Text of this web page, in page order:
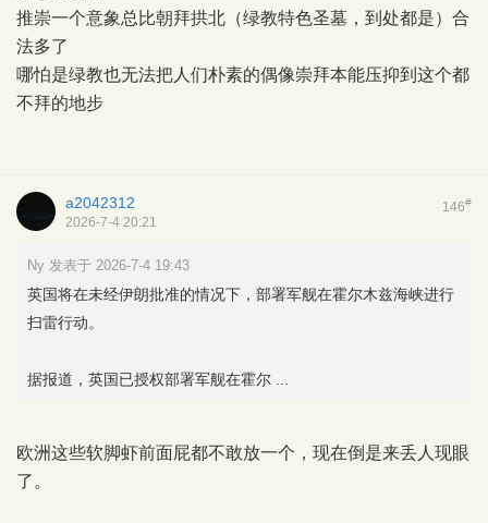
推崇一个意象总比朝拜拱北（绿教特色圣墓，到处都是）合
法多了
哪怕是绿教也无法把人们朴素的偶像崇拜本能压抑到这个都
不拜的地步
146#
a2042312
2026-7-4 20:21
Ny 发表于 2026-7-4 19:43
英国将在未经伊朗批准的情况下，部署军舰在霍尔木兹海峡进行
扫雷行动。
据报道，英国已授权部署军舰在霍尔 ...
欧洲这些软脚虾前面屁都不敢放一个，现在倒是来丢人现眼
了。